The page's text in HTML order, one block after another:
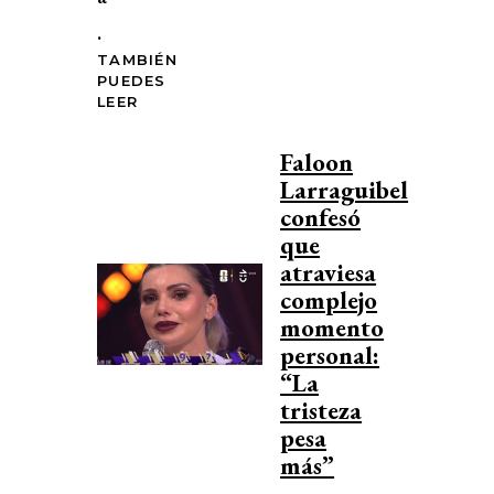
.
TAMBIÉN
PUEDES
LEER
Faloon
Larraguibel
confesó
que
atraviesa
complejo
momento
personal:
“La
tristeza
pesa
más”